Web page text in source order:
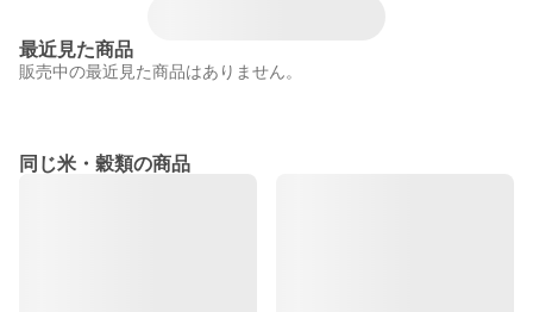
最近見た商品
販売中の最近見た商品はありません。
同じ米・穀類の商品